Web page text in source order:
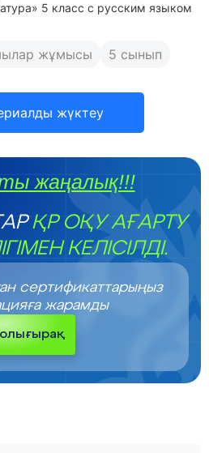
5 класс с русским языком
жұмысы 5 сынып
жүктеу
жаңалық!!!
ҚР ОҚУ АҒАРТУ
КЕЛІСІЛДІ.
сертификаттарыңыз
жарамды